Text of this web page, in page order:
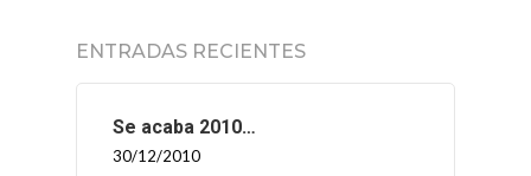
ENTRADAS RECIENTES
Se acaba 2010…
30/12/2010